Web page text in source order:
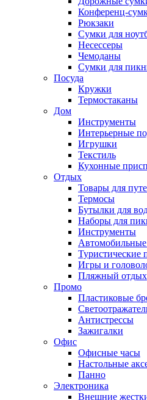
Конференц-
Рюкзаки
Сумки для
Несессеры
Чемоданы
Сумки для
Посуда
Кружки
Термостаканы
Дом
Инструменты
Интерьерные
Игрушки
Текстиль
Кухонные
Отдых
Товары для
Термосы
Бутылки для
Наборы для
Инструменты
Автомобильные
Туристические
Игры и
Пляжный отдых
Промо
Пластиковые
Антистрессы
Зажигалки
Офис
Офисные часы
Настольные
Панно
Электроника
Внешние